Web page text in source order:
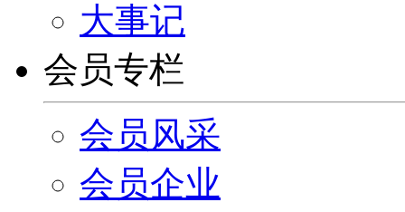
大事记
会员专栏
会员风采
会员企业